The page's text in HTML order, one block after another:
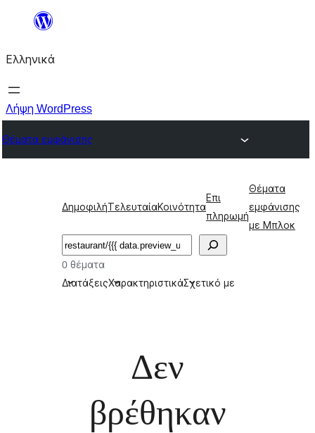
Μετάβαση
περιεχόμενο
Ελληνικά
Λήψη WordPress
Θέματα εμφάνισης
ΔημοφιλήΤελευταίαΚοινότητα
Επι
πληρωμή
Θέματα
εμφάνισης
με Μπλοκ
Αναζήτηση
0 θέματα
ΔιατάξειςΧαρακτηριστικάΣχετικό με
Δεν
βρέθηκαν